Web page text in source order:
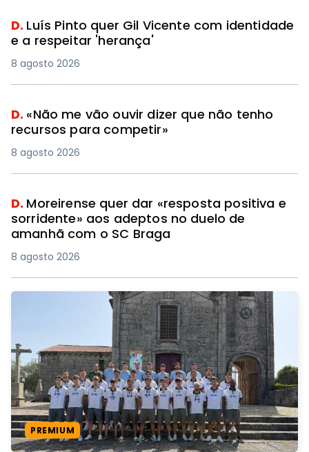
D. Luís Pinto quer Gil Vicente com identidade
e a respeitar 'herança'
8 agosto 2026
D. «Não me vão ouvir dizer que não tenho
recursos para competir»
8 agosto 2026
D. Moreirense quer dar «resposta positiva e
sorridente» aos adeptos no duelo de
amanhã com o SC Braga
8 agosto 2026
PREMIUM